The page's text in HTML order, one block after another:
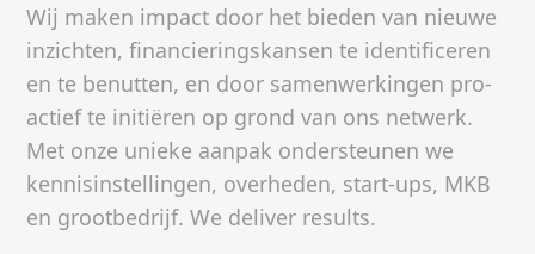
Wij maken impact door het bieden van nieuwe
inzichten, financieringskansen te identificeren
en te benutten, en door samenwerkingen pro-
actief te initiëren op grond van ons netwerk.
Met onze unieke aanpak ondersteunen we
kennisinstellingen, overheden, start-ups, MKB
en grootbedrijf. We deliver results.